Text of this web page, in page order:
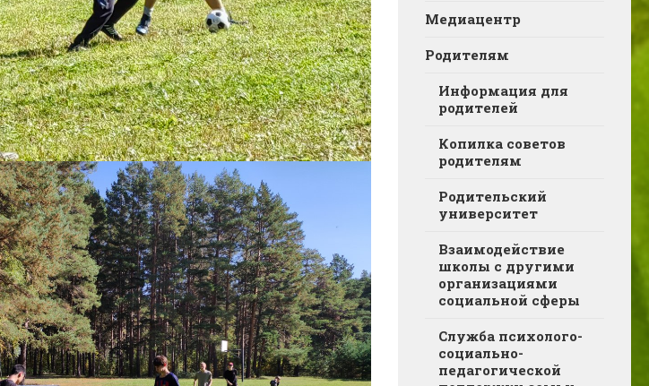
Медиацентр
Родителям
Информация для
родителей
Копилка советов
родителям
Родительский
университет
Взаимодействие
школы с другими
организациями
социальной сферы
Служба психолого-
социально-
педагогической